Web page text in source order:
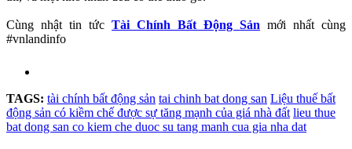
Cùng nhật tin tức Tài Chính Bất Động Sản mới nhất cùng
#vnlandinfo
TAGS: tài chính bất động sản tai chinh bat dong san Liệu thuế bất
động sản có kiềm chế được sự tăng mạnh của giá nhà đất lieu thue
bat dong san co kiem che duoc su tang manh cua gia nha dat